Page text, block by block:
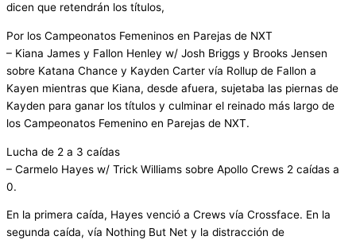
dicen que retendrán los títulos,
Por los Campeonatos Femeninos en Parejas de NXT
– Kiana James y Fallon Henley w/ Josh Briggs y Brooks Jensen
sobre Katana Chance y Kayden Carter vía Rollup de Fallon a
Kayen mientras que Kiana, desde afuera, sujetaba las piernas de
Kayden para ganar los títulos y culminar el reinado más largo de
los Campeonatos Femenino en Parejas de NXT.
Lucha de 2 a 3 caídas
– Carmelo Hayes w/ Trick Williams sobre Apollo Crews 2 caídas a
0.
En la primera caída, Hayes venció a Crews vía Crossface. En la
segunda caída, vía Nothing But Net y la distracción de